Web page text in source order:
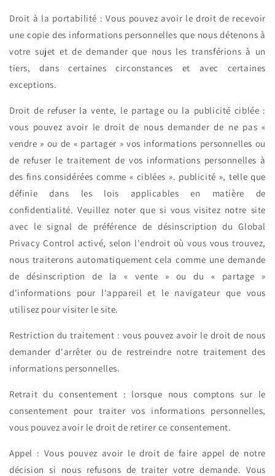
Droit à la portabilité : Vous pouvez avoir le droit de recevoir
une copie des informations personnelles que nous détenons à
votre sujet et de demander que nous les transférions à un
tiers, dans certaines circonstances et avec certaines
exceptions.
Droit de refuser la vente, le partage ou la publicité ciblée :
vous pouvez avoir le droit de nous demander de ne pas «
vendre » ou de « partager » vos informations personnelles ou
de refuser le traitement de vos informations personnelles à
des fins considérées comme « ciblées ». publicité », telle que
définie dans les lois applicables en matière de
confidentialité. Veuillez noter que si vous visitez notre site
avec le signal de préférence de désinscription du Global
Privacy Control activé, selon l'endroit où vous vous trouvez,
nous traiterons automatiquement cela comme une demande
de désinscription de la « vente » ou du « partage »
d'informations pour l'appareil et le navigateur que vous
utilisez pour visiter le site.
Restriction du traitement : vous pouvez avoir le droit de nous
demander d'arrêter ou de restreindre notre traitement des
informations personnelles.
Retrait du consentement : lorsque nous comptons sur le
consentement pour traiter vos informations personnelles,
vous pouvez avoir le droit de retirer ce consentement.
Appel : Vous pouvez avoir le droit de faire appel de notre
décision si nous refusons de traiter votre demande. Vous